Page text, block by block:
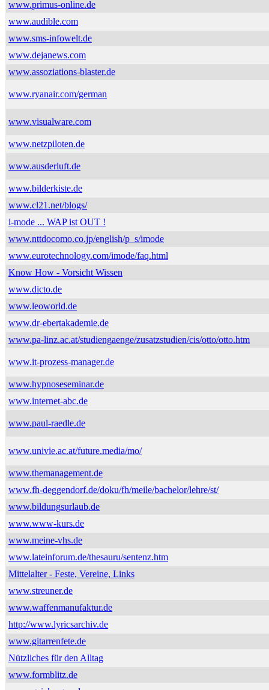
www.primus-online.de
www.audible.com
www.sms-infowelt.de
www.dejanews.com
www.assoziations-blaster.de
www.ryanair.com/german
www.visualware.com
www.netzpiloten.de
www.ausderluft.de
www.bilderkiste.de
www.cl21.net/blogs/
i-mode ... WAP ist OUT !
www.nttdocomo.co.jp/english/p_s/imode
www.eurotechnology.com/imode/faq.html
Know How - Vorsicht Wissen
www.dicto.de
www.leoworld.de
www.dr-ebertakademie.de
www.pa-linz.ac.at/studiengaenge/zusatzstudien/cis/otto/otto.htm
www.it-prozess-manager.de
www.hypnoseseminar.de
www.internet-abc.de
www.paul-raedle.de
www.univie.ac.at/future.media/mo/
www.themanagement.de
www.fh-deggendorf.de/doku/fh/meile/bachelor/lehre/st/
www.bildungsurlaub.de
www.www-kurs.de
www.meine-vhs.de
www.lateinforum.de/thesauru/sentenz.htm
Mittelalter - Feste, Vereine, Links
www.streuner.de
www.waffenmanufaktur.de
http://www.lyricsarchiv.de
www.gitarrenfete.de
Nützliches für den Alltag
www.formblitz.de